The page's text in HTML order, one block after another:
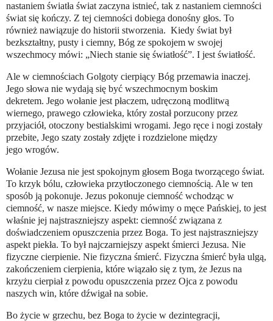
nastaniem światła świat zaczyna istnieć, tak z nastaniem ciemności
świat się kończy. Z tej ciemności dobiega donośny głos. To
również nawiązuje do historii stworzenia. Kiedy świat był
bezkształtny, pusty i ciemny, Bóg ze spokojem w swojej
wszechmocy mówi: „Niech stanie się światłość”. I jest światłość.
Ale w ciemnościach Golgoty cierpiący Bóg przemawia inaczej.
Jego słowa nie wydają się być wszechmocnym boskim
dekretem. Jego wołanie jest płaczem, udręczoną modlitwą
wiernego, prawego człowieka, który został porzucony przez
przyjaciół, otoczony bestialskimi wrogami. Jego ręce i nogi zostały
przebite, Jego szaty zostały zdjęte i rozdzielone między
jego wrogów.
Wołanie Jezusa nie jest spokojnym głosem Boga tworzącego świat.
To krzyk bólu, człowieka przytłoczonego ciemnością. Ale w ten
sposób ją pokonuje. Jezus pokonuje ciemność wchodząc w
ciemność, w nasze miejsce. Kiedy mówimy o męce Pańskiej, to jest
właśnie jej najstraszniejszy aspekt: ciemność związana z
doświadczeniem opuszczenia przez Boga. To jest najstraszniejszy
aspekt piekła. To był najczarniejszy aspekt śmierci Jezusa. Nie
fizyczne cierpienie. Nie fizyczna śmierć. Fizyczna śmierć była ulgą,
zakończeniem cierpienia, które wiązało się z tym, że Jezus na
krzyżu cierpiał z powodu opuszczenia przez Ojca z powodu
naszych win, które dźwigał na sobie.
Bo życie w grzechu, bez Boga to życie w dezintegracji,